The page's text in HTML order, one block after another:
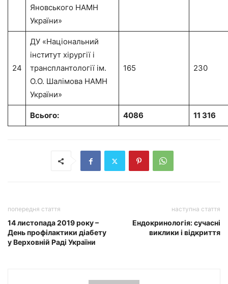
Яновського НАМН
України»
24
ДУ «Національний
інститут хірургії і
трансплантології ім.
О.О. Шалімова НАМН
України»
165 230
Всього: 4086 11 316
попередня стаття
14 листопада 2019 року –
День профілактики діабету
у Верховній Раді України
наступна стаття
Ендокринологія: сучасні
виклики і відкриття